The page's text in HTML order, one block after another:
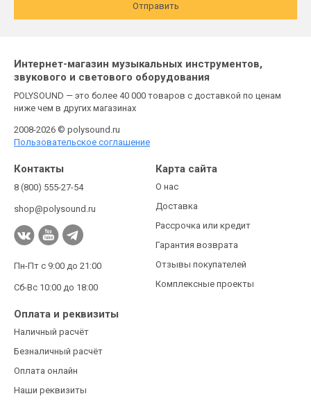
Отправить
Интернет-магазин музыкальных инструментов,
звукового и светового оборудования
POLYSOUND — это более 40 000 товаров с доставкой по ценам
ниже чем в других магазинах
2008-2026 © polysound.ru
Пользовательское соглашение
Контакты
8 (800) 555-27-54
shop@polysound.ru
Пн-Пт с 9:00 до 21:00
Сб-Вс 10:00 до 18:00
Карта сайта
О нас
Доставка
Рассрочка или кредит
Гарантия возврата
Отзывы покупателей
Комплексные проекты
Оплата и реквизиты
Наличный расчёт
Безналичный расчёт
Оплата онлайн
Наши реквизиты